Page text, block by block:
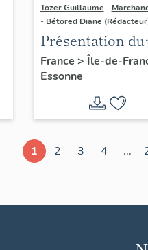
Tozer Guillaume -
- Bétored Diane
Présentation du
diagnostic
patrimonial du
Centre-Essonne
(cantons de
Brétigny-sur-
Etréchy,
France > Île-de-
Essonne
1 2 3 4 ...